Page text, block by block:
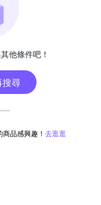
他條件吧！
尋
品感興趣！ 去逛逛